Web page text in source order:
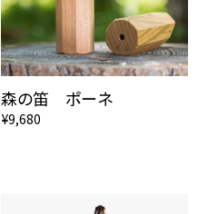
森の笛 ポーネ
¥9,680